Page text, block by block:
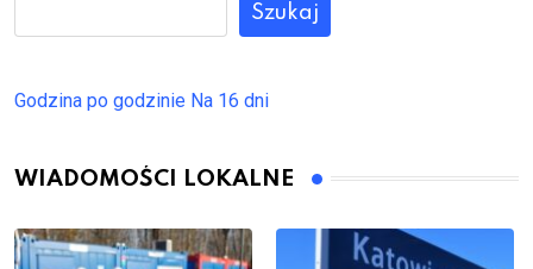
Szukaj
Godzina po godzinie Na 16 dni
WIADOMOŚCI LOKALNE